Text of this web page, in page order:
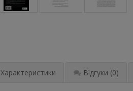
Характеристики Відгуки (0)